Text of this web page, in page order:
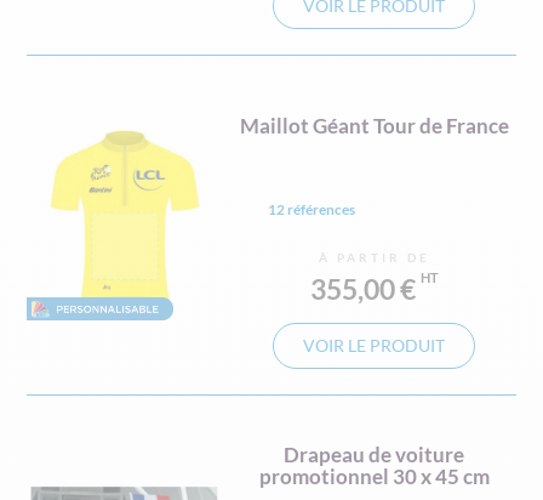
VOIR LE PRODUIT
Maillot Géant Tour de France
12 références
À PARTIR DE
355,00 €
VOIR LE PRODUIT
Drapeau de voiture
promotionnel 30 x 45 cm